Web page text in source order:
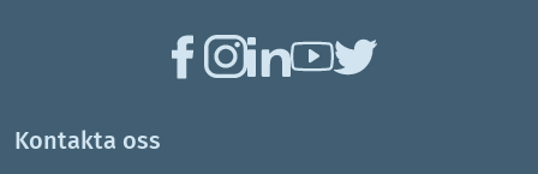
Kontakta oss